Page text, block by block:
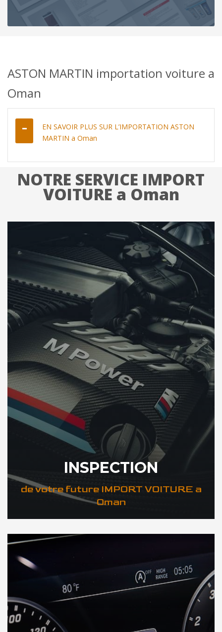
ASTON MARTIN importation voiture a
Oman
EN SAVOIR PLUS SUR L’IMPORTATION ASTON
MARTIN a Oman
NOTRE SERVICE IMPORT
VOITURE a Oman
INSPECTION
de votre future IMPORT VOITURE a
Oman
DÉCOUVREZ VOTRE INSPECTION AUTO a Oman